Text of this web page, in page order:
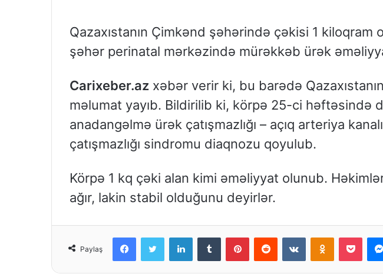
Qazaxıstanın Çimkənd şəhərində çəkisi 1 kiloqram
şəhər perinatal mərkəzində mürəkkəb ürək
Carixeber.az xəbər verir ki, bu barədə
məlumat yayıb. Bildirilib ki, körpə 25-ci həftəsində
anadangəlmə ürək çatışmazlığı – açıq arteriya
çatışmazlığı sindromu diaqnozu qoyulub.
Körpə 1 kq çəki alan kimi əməliyyat olunub.
ağır, lakin stabil olduğunu deyirlər.
Paylaş